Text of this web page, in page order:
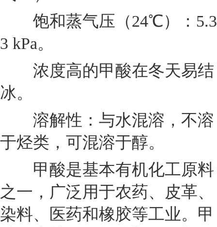
饱和蒸气压（24℃）：5.3
3 kPa。
浓度高的甲酸在冬天易结
冰。
溶解性：与水混溶，不溶
于烃类，可混溶于醇。
甲酸是基本有机化工原料
之一，广泛用于农药、皮革、
染料、医药和橡胶等工业。甲